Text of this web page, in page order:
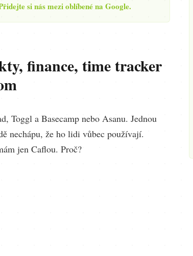
si nás mezi oblíbené na Google.
finance, time tracker
Toggl a Basecamp nebo Asanu. Jednou
nechápu, že ho lidi vůbec používají.
jen Caflou. Proč?